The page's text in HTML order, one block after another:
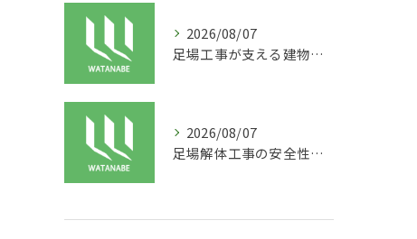
2026/08/07
足場工事が支える建物の長寿命化と外装塗装の重要性
2026/08/07
足場解体工事の安全性と効率化のポイント